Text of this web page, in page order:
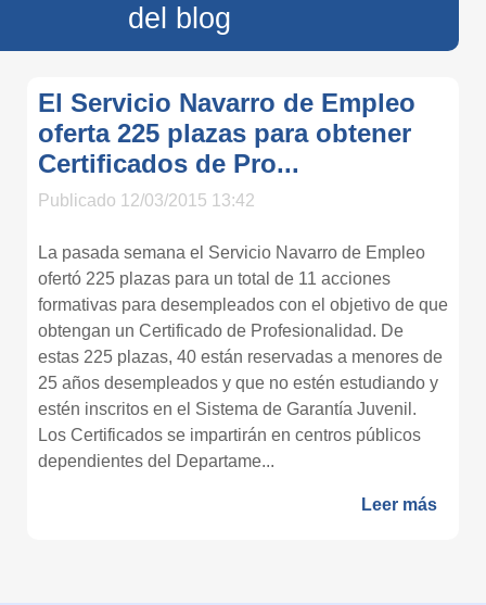
del blog
El Servicio Navarro de Empleo
oferta 225 plazas para obtener
Certificados de Pro...
Publicado 12/03/2015 13:42
La pasada semana el Servicio Navarro de Empleo
ofertó 225 plazas para un total de 11 acciones
formativas para desempleados con el objetivo de que
obtengan un Certificado de Profesionalidad. De
estas 225 plazas, 40 están reservadas a menores de
25 años desempleados y que no estén estudiando y
estén inscritos en el Sistema de Garantía Juvenil.
Los Certificados se impartirán en centros públicos
dependientes del Departame...
Leer más